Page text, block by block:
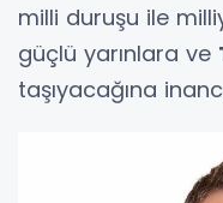
milli duruşu ile
güçlü yarınlara ve
taşıyacağına